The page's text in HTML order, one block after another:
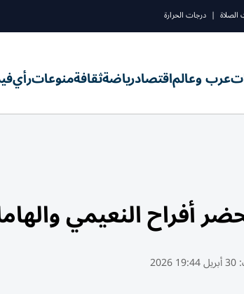
| درجات الحرارة
عرب وعالماقتصادرياضةثقافةمنوعاترأي
أفراح النعيمي
30 أبريل 19:44 2026